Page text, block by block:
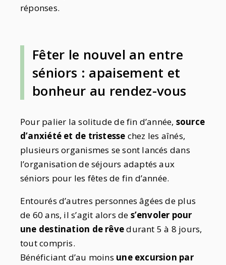
réponses.
Fêter le nouvel an entre
séniors : apaisement et
bonheur au rendez-vous
Pour palier la solitude de fin d’année, source
d’anxiété et de tristesse chez les aînés,
plusieurs organismes se sont lancés dans
l’organisation de séjours adaptés aux
séniors pour les fêtes de fin d’année.
Entourés d’autres personnes âgées de plus
de 60 ans, il s’agit alors de s’envoler pour
une destination de rêvedurant 5 à 8 jours,
tout compris.
Bénéficiant d’au moins une excursion par